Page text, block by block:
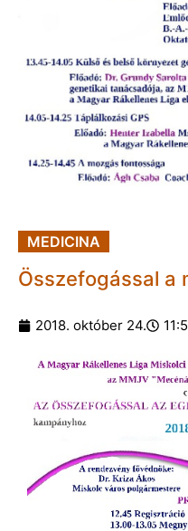
MEDICINA
Összefogással a
2018. október 24.